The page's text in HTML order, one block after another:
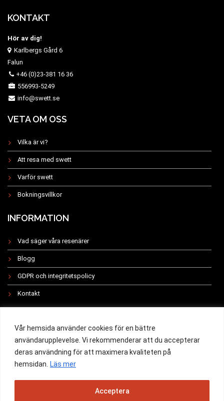
Vår hemsida använder cookies för en bättre
användarupplevelse. Vi rekommenderar att du accepterar
deras användning för att maximera kvaliteten på
hemsidan. Läs mer
Acceptera
KONTAKT
Hör av dig!
Karlbergs Gård 6
Falun
+46 (0)23-381 16 36
556993-5249
info@swett.se
VETA OM OSS
Vilka är vi?
Att resa med swett
Varför swett
Bokningsvillkor
INFORMATION
Vad säger våra resenärer
Blogg
GDPR och integritetspolicy
Kontakt